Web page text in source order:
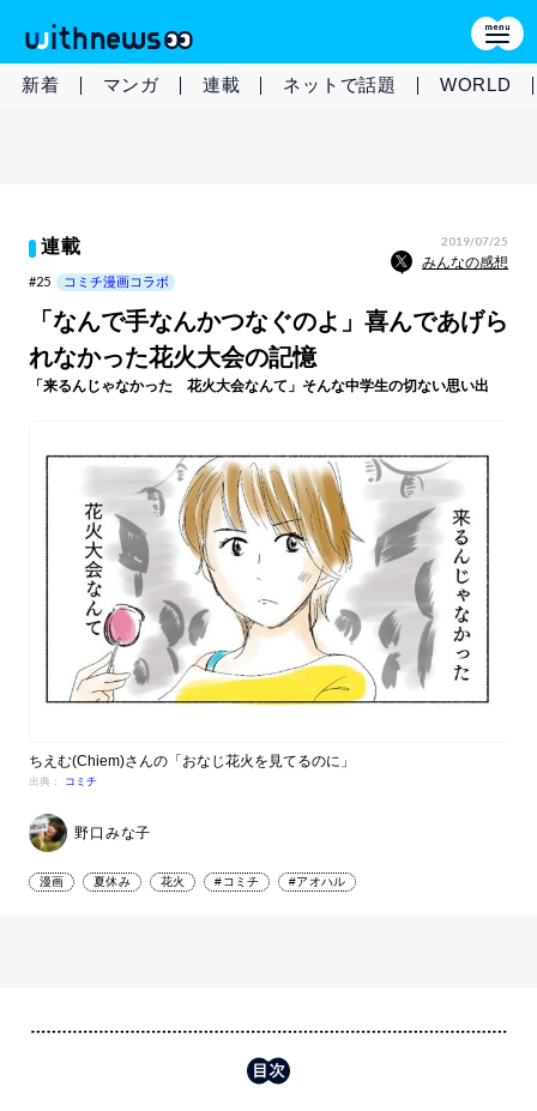
新着 マンガ 連載 ネットで話題 WORLD
連載 2019/07/25
みんなの感想
#25 コミチ漫画コラボ
「なんで手なんかつなぐのよ」喜んであげら
れなかった花火大会の記憶
「来るんじゃなかった 花火大会なんて」そんな中学生の切ない思い出
ちえむ(Chiem)さんの「おなじ花火を見てるのに」
出典： コミチ
野口みな子
漫画 夏休み 花火 #コミチ #アオハル